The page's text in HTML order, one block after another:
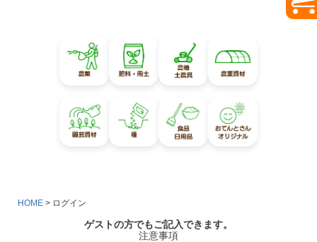
HOME ログイン
ゲストの方でもご記入できます。
注意事項